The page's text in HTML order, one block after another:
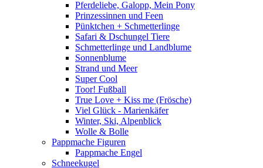
Pferdeliebe, Galopp, Mein Pony
Prinzessinnen und Feen
Pünktchen + Schmetterlinge
Safari & Dschungel Tiere
Schmetterlinge und Landblume
Sonnenblume
Strand und Meer
Super Cool
Toor! Fußball
True Love + Kiss me (Frösche)
Viel Glück - Marienkäfer
Winter, Ski, Alpenblick
Wolle & Bolle
Pappmache Figuren
Pappmache Engel
Schneekugel